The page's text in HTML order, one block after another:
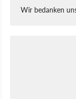
Wir bedanken